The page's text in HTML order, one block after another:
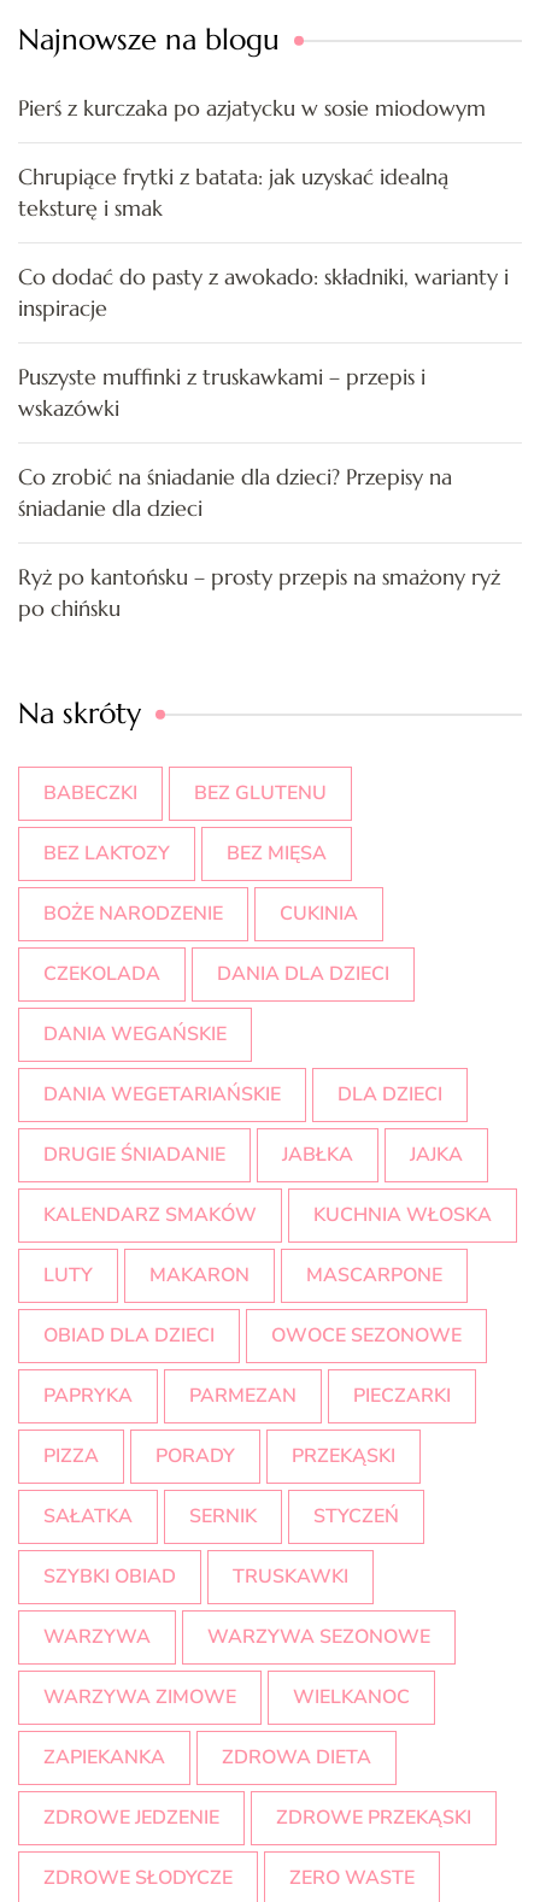
Najnowsze na blogu
Pierś z kurczaka po azjatycku w sosie miodowym
Chrupiące frytki z batata: jak uzyskać idealną
teksturę i smak
Co dodać do pasty z awokado: składniki, warianty i
inspiracje
Puszyste muffinki z truskawkami – przepis i
wskazówki
Co zrobić na śniadanie dla dzieci? Przepisy na
śniadanie dla dzieci
Ryż po kantońsku – prosty przepis na smażony ryż
po chińsku
Na skróty
BABECZKI BEZ GLUTENU
BEZ LAKTOZY BEZ MIĘSA
BOŻE NARODZENIE CUKINIA
CZEKOLADA DANIA DLA DZIECI
DANIA WEGAŃSKIE
DANIA WEGETARIAŃSKIE DLA DZIECI
DRUGIE ŚNIADANIE JABŁKA JAJKA
KALENDARZ SMAKÓW KUCHNIA WŁOSKA
LUTY MAKARON MASCARPONE
OBIAD DLA DZIECI OWOCE SEZONOWE
PAPRYKA PARMEZAN PIECZARKI
PIZZA PORADY PRZEKĄSKI
SAŁATKA SERNIK STYCZEŃ
SZYBKI OBIAD TRUSKAWKI
WARZYWA WARZYWA SEZONOWE
WARZYWA ZIMOWE WIELKANOC
ZAPIEKANKA ZDROWA DIETA
ZDROWE JEDZENIE ZDROWE PRZEKĄSKI
ZDROWE SŁODYCZE ZERO WASTE